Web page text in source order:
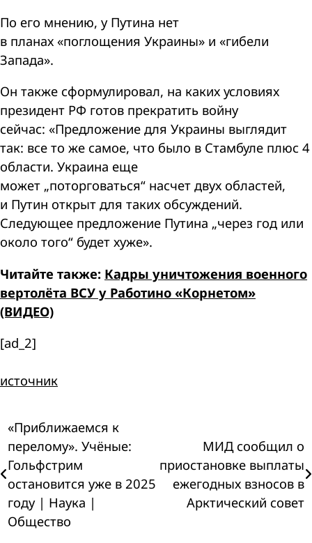
По его мнению, у Путина нет
в планах «поглощения Украины» и «гибели
Запада».
Он также сформулировал, на каких условиях
президент РФ готов прекратить войну
сейчас: «Предложение для Украины выглядит
так: все то же самое, что было в Стамбуле плюс 4
области. Украина еще
может „поторговаться“ насчет двух областей,
и Путин открыт для таких обсуждений.
Следующее предложение Путина „через год или
около того“ будет хуже».
Читайте также: Кадры уничтожения военного
вертолёта ВСУ у Работино «Корнетом»
(ВИДЕО)
[ad_2]
источник
Навигация
по
записям
«Приближаемся к
перелому». Учёные:
Гольфстрим
остановится уже в 2025
году | Наука |
Общество
МИД сообщил о
приостановке выплаты
ежегодных взносов в
Арктический совет